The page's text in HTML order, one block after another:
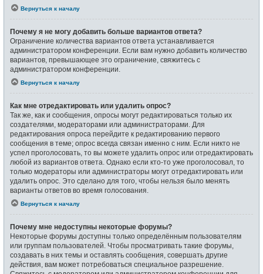
Вернуться к началу
Почему я не могу добавить больше вариантов ответа?
Ограничение количества вариантов ответа устанавливается
администратором конференции. Если вам нужно добавить количество
вариантов, превышающее это ограничение, свяжитесь с
администратором конференции.
Вернуться к началу
Как мне отредактировать или удалить опрос?
Так же, как и сообщения, опросы могут редактироваться только их
создателями, модераторами или администраторами. Для
редактирования опроса перейдите к редактированию первого
сообщения в теме; опрос всегда связан именно с ним. Если никто не
успел проголосовать, то вы можете удалить опрос или отредактировать
любой из вариантов ответа. Однако если кто-то уже проголосовал, то
только модераторы или администраторы могут отредактировать или
удалить опрос. Это сделано для того, чтобы нельзя было менять
варианты ответов во время голосования.
Вернуться к началу
Почему мне недоступны некоторые форумы?
Некоторые форумы доступны только определённым пользователям
или группам пользователей. Чтобы просматривать такие форумы,
создавать в них темы и оставлять сообщения, совершать другие
действия, вам может потребоваться специальное разрешение.